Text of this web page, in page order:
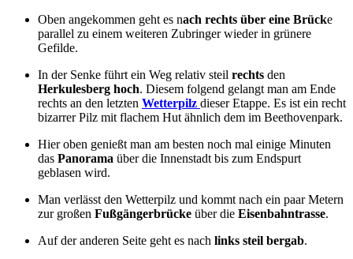
Oben angekommen geht es nach rechts über eine Brücke
parallel zu einem weiteren Zubringer wieder in grünere
Gefilde.
In der Senke führt ein Weg relativ steil rechts den
Herkulesberg hoch. Diesem folgend gelangt man am Ende
rechts an den letzten Wetterpilz dieser Etappe. Es ist ein recht
bizarrer Pilz mit flachem Hut ähnlich dem im Beethovenpark.
Hier oben genießt man am besten noch mal einige Minuten
das Panorama über die Innenstadt bis zum Endspurt
geblasen wird.
Man verlässt den Wetterpilz und kommt nach ein paar Metern
zur großen Fußgängerbrücke über die Eisenbahntrasse.
Auf der anderen Seite geht es nach links steil bergab.